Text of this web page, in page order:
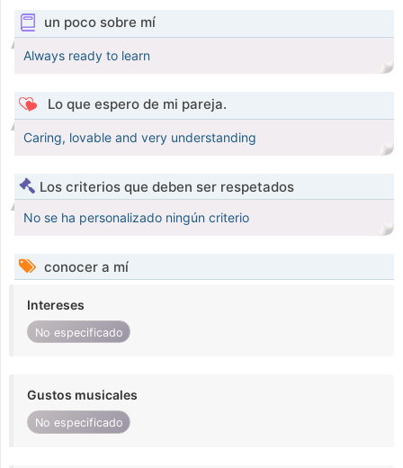
un poco sobre mí
Always ready to learn
Lo que espero de mi pareja.
Caring, lovable and very understanding
Los criterios que deben ser respetados
No se ha personalizado ningún criterio
conocer a mí
Intereses
No especificado
Gustos musicales
No especificado